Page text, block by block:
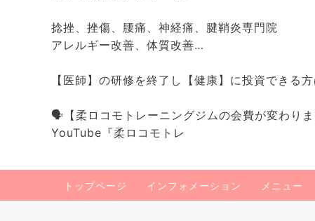
捻挫、挫傷、腰痛、神経痛、腱鞘炎専門院
アレルギー改善、体質改善…
【医師】の研修を終了し【健康】に投資できる
🗣️【柔ロコモトレーニングジムの会費が変わり
YouTube『柔ロコモトレ
トップページ インフォメーション メニュー